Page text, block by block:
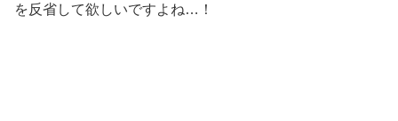
を反省して欲しいですよね…！